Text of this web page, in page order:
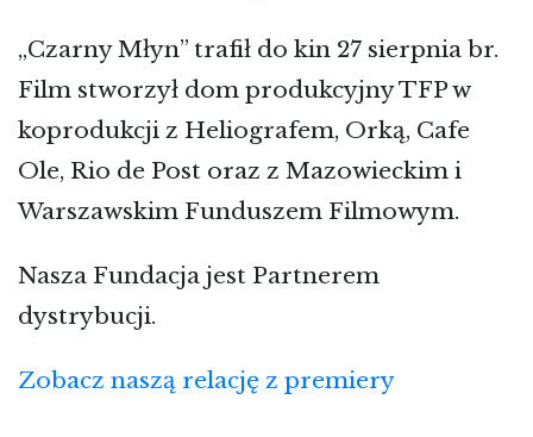
„Czarny Młyn” trafił do kin 27 sierpnia br.
Film stworzył dom produkcyjny TFP w
koprodukcji z Heliografem, Orką, Cafe
Ole, Rio de Post oraz z Mazowieckim i
Warszawskim Funduszem Filmowym.
Nasza Fundacja jest Partnerem
dystrybucji.
Zobacz naszą relację z premiery